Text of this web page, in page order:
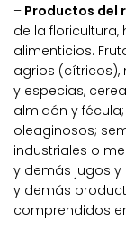
– Productos del
de la floricultura,
alimenticios.
agrios (cítricos),
y especias,
almidón y
oleaginosos;
industriales o
y demás jugos y
y demás
comprendidos